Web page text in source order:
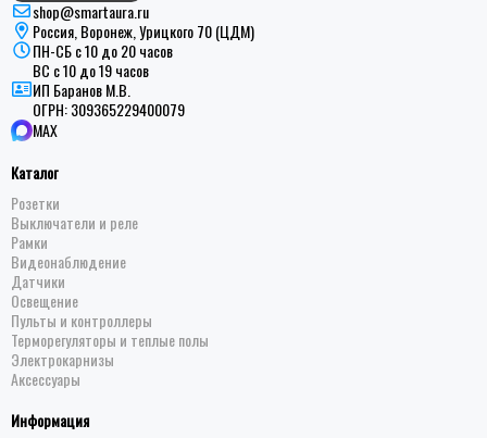
shop@smartaura.ru
Россия, Воронеж, Урицкого 70 (ЦДМ)
ПН-СБ с 10 до 20 часов
ВС с 10 до 19 часов
ИП Баранов М.В.
ОГРН:309365229400079
MAX
Каталог
Розетки
Выключатели и реле
Рамки
Видеонаблюдение
Датчики
Освещение
Пульты и контроллеры
Терморегуляторы и теплые полы
Электрокарнизы
Аксессуары
Информация